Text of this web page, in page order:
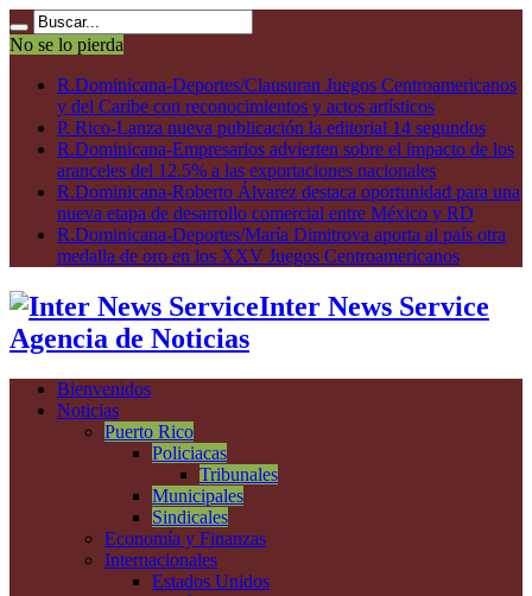
No se lo pierda
R.Dominicana-Deportes/Clausuran Juegos Centroamericanos
y del Caribe con reconocimientos y actos artísticos
P. Rico-Lanza nueva publicación la editorial 14 segundos
R.Dominicana-Empresarios advierten sobre el impacto de los
aranceles del 12.5% a las exportaciones nacionales
R.Dominicana-Roberto Álvarez destaca oportunidad para una
nueva etapa de desarrollo comercial entre México y RD
R.Dominicana-Deportes/María Dimitrova aporta al país otra
medalla de oro en los XXV Juegos Centroamericanos
Inter News Service
Agencia de Noticias
Bienvenidos
Noticias
Puerto Rico
Policiacas
Tribunales
Municipales
Sindicales
Economía y Finanzas
Internacionales
Estados Unidos